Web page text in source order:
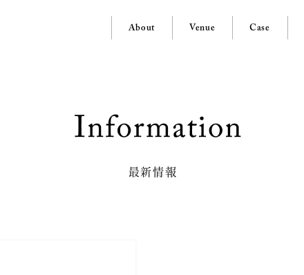
About Venue Case
最新情報